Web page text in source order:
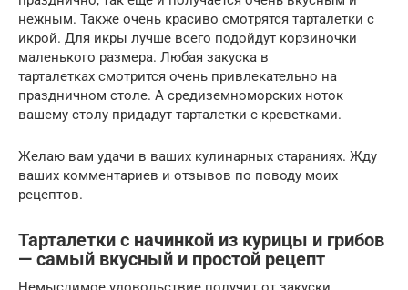
нежным. Также очень красиво смотрятся тарталетки с
икрой. Для икры лучше всего подойдут корзиночки
маленького размера. Любая закуска в
тарталетках смотрится очень привлекательно на
праздничном столе. А средиземноморских ноток
вашему столу придадут тарталетки с креветками.
Желаю вам удачи в ваших кулинарных стараниях. Жду
ваших комментариев и отзывов по поводу моих
рецептов.
Тарталетки с начинкой из курицы и грибов
— самый вкусный и простой рецепт